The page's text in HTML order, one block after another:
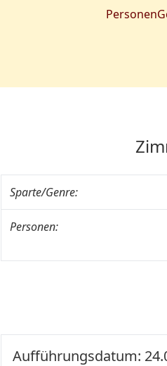
Personen
Sparte/Genre:
Personen:
Aufführungsdatum: